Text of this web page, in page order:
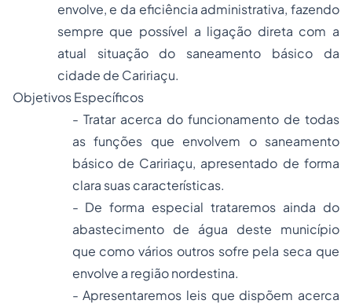
envolve, e da eficiência administrativa, fazendo
sempre que possível a ligação direta com a
atual situação do saneamento básico da
cidade de Caririaçu.
Objetivos Específicos
- Tratar acerca do funcionamento de todas
as funções que envolvem o saneamento
básico de Caririaçu, apresentado de forma
clara suas características.
- De forma especial trataremos ainda do
abastecimento de água deste município
que como vários outros sofre pela seca que
envolve a região nordestina.
- Apresentaremos leis que dispõem acerca